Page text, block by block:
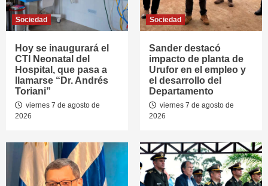
Sociedad
Hoy se inaugurará el
CTI Neonatal del
Hospital, que pasa a
llamarse “Dr. Andrés
Toriani”
viernes 7 de agosto de
2026
Sociedad
Sander destacó
impacto de planta de
Urufor en el empleo y
el desarrollo del
Departamento
viernes 7 de agosto de
2026